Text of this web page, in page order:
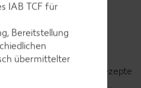
Smoothie-Rezepte
IAB TCF für
Bereitstellung
übermittelter